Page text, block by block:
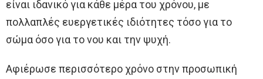
είναι ιδανικό για κάθε μέρα του χρόνου, με
πολλαπλές ευεργετικές ιδιότητες τόσο για το
σώμα όσο για το νου και την ψυχή.
Αφιέρωσε περισσότερο χρόνο στην προσωπική